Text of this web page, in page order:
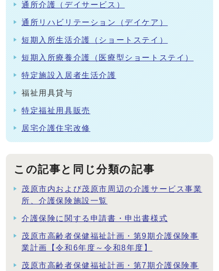
通所介護（デイサービス）
通所リハビリテーション（デイケア）
短期入所生活介護（ショートステイ）
短期入所療養介護（医療型ショートステイ）
特定施設入居者生活介護
福祉用具貸与
特定福祉用具販売
居宅介護住宅改修
この記事と同じ分類の記事
茂原市内および茂原市周辺の介護サービス事業
所、介護保険施設一覧
介護保険に関する申請書・申出書様式
茂原市高齢者保健福祉計画・第9期介護保険事
業計画【令和6年度～令和8年度】
茂原市高齢者保健福祉計画・第7期介護保険事